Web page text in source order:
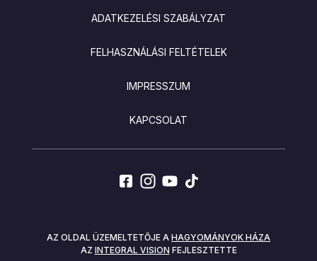
ADATKEZELÉSI SZABÁLYZAT
FELHASZNÁLÁSI FELTÉTELEK
IMPRESSZUM
KAPCSOLAT
SOCIALS
AZ OLDAL ÜZEMELTETŐJE A HAGYOMÁNYOK HÁZA
AZ INTEGRAL VISION FEJLESZTETTE